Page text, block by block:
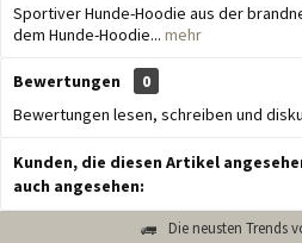
Sportiver Hunde-Hoodie aus der
dem Hunde-Hoodie... mehr
Bewertungen
0
Bewertungen lesen, schreiben und
Kunden, die diesen Artikel
auch angesehen:
Die neusten Trends